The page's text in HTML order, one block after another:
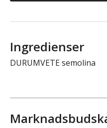
Ingredienser
DURUMVETE semolina